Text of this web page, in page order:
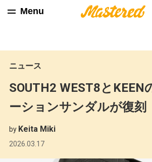
Menu
ニュース
SOUTH2 WEST8とKEEN
ーションサンダルが復刻
by Keita Miki
2026.03.17